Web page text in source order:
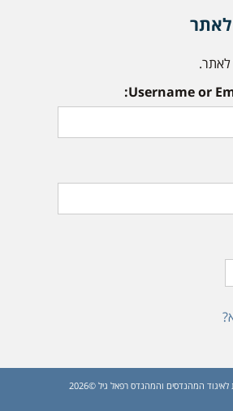
Username or
כל הזכויות שמורות לאיגוד המהנדסים והמהנדס רפאל גיל ©2026